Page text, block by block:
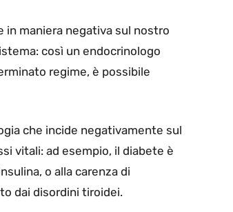
in maniera negativa sul nostro
così un endocrinologo
regime, è possibile
che incide negativamente sul
vitali: ad esempio, il diabete è
o alla carenza di
dai disordini tiroidei.